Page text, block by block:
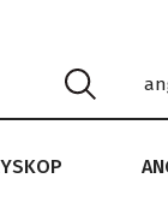
NIE TYLKO DLA